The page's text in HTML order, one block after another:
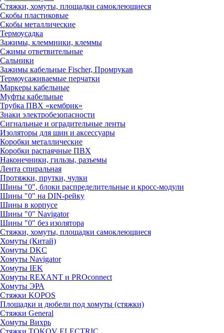
Стяжки, хомуты, площадки самоклеющиеся
Скобы пластиковые
Скобы металлические
Термоусадка
Зажимы, клеммники, клеммы
Сжимы ответвительные
Сальники
Зажимы кабельные Fischer, Промрукав
Термоусаживаемые перчатки
Маркеры кабельные
Муфты кабельные
Трубка ПВХ «кембрик»
Знаки электробезопасности
Сигнальные и оградительные ленты
Изоляторы для шин и аксессуары
Коробки металлические
Коробки распаячные ПВХ
Наконечники, гильзы, разъемы
Лента спиральная
Протяжки, прутки, чулки
Шины "0", блоки распределительные и кросс-модули
Шины "0" на DIN-рейку
Шины в корпусе
Шины "0" Navigator
Шины "0" без изолятора
Стяжки, хомуты, площадки самоклеющиеся
Хомуты (Китай)
Хомуты DKC
Хомуты Navigator
Хомуты IEK
Хомуты REXANT и PROconnect
Хомуты ЭРА
Стяжки KOPOS
Площадки и дюбели под хомуты (стяжки)
Стяжки General
Хомуты Вихрь
Стяжки TOKOV ELECTRIC